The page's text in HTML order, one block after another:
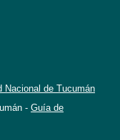
Nacional de Tucumán
- Guía de